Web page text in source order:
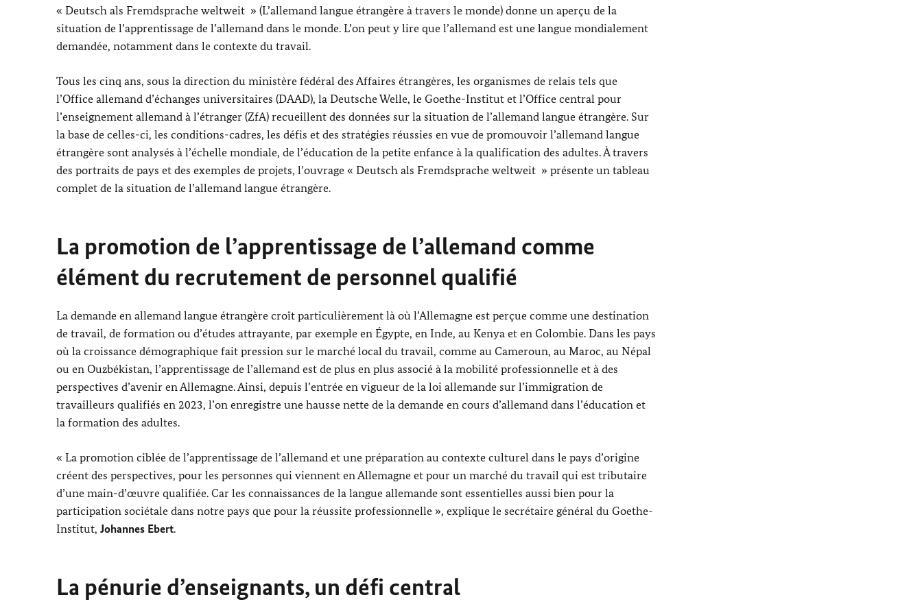
« Deutsch als Fremdsprache weltweit » (L’allemand langue étrangère à travers le monde) donne un aperçu de la
situation de l’apprentissage de l’allemand dans le monde. L’on peut y lire que l’allemand est une langue mondialement
demandée, notamment dans le contexte du travail.
Tous les cinq ans, sous la direction du ministère fédéral des Affaires étrangères, les organismes de relais tels que
l’Office allemand d’échanges universitaires (DAAD), la Deutsche Welle, le Goethe-Institut et l’Office central pour
l’enseignement allemand à l’étranger (ZfA) recueillent des données sur la situation de l’allemand langue étrangère. Sur
la base de celles-ci, les conditions-cadres, les défis et des stratégies réussies en vue de promouvoir l’allemand langue
étrangère sont analysés à l’échelle mondiale, de l’éducation de la petite enfance à la qualification des adultes. À travers
des portraits de pays et des exemples de projets, l’ouvrage « Deutsch als Fremdsprache weltweit » présente un tableau
complet de la situation de l’allemand langue étrangère.
La promotion de l’apprentissage de l’allemand comme
élément du recrutement de personnel qualifié
La demande en allemand langue étrangère croît particulièrement là où l’Allemagne est perçue comme une destination
de travail, de formation ou d’études attrayante, par exemple en Égypte, en Inde, au Kenya et en Colombie. Dans les pays
où la croissance démographique fait pression sur le marché local du travail, comme au Cameroun, au Maroc, au Népal
ou en Ouzbékistan, l’apprentissage de l’allemand est de plus en plus associé à la mobilité professionnelle et à des
perspectives d’avenir en Allemagne. Ainsi, depuis l’entrée en vigueur de la loi allemande sur l’immigration de
travailleurs qualifiés en 2023, l’on enregistre une hausse nette de la demande en cours d’allemand dans l’éducation et
la formation des adultes.
« La promotion ciblée de l’apprentissage de l’allemand et une préparation au contexte culturel dans le pays d’origine
créent des perspectives, pour les personnes qui viennent en Allemagne et pour un marché du travail qui est tributaire
d’une main-d’œuvre qualifiée. Car les connaissances de la langue allemande sont essentielles aussi bien pour la
participation sociétale dans notre pays que pour la réussite professionnelle », explique le secrétaire général du Goethe-
Institut, Johannes Ebert.
La pénurie d’enseignants, un défi central